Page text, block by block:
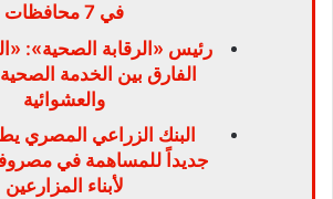
في 7 محافظات
رئيس «الرقابة الصحية»:
الفارق بين الخدمة
والعشوائية
البنك الزراعي المصري
جديداً للمساهمة في
لأبناء المزارعين